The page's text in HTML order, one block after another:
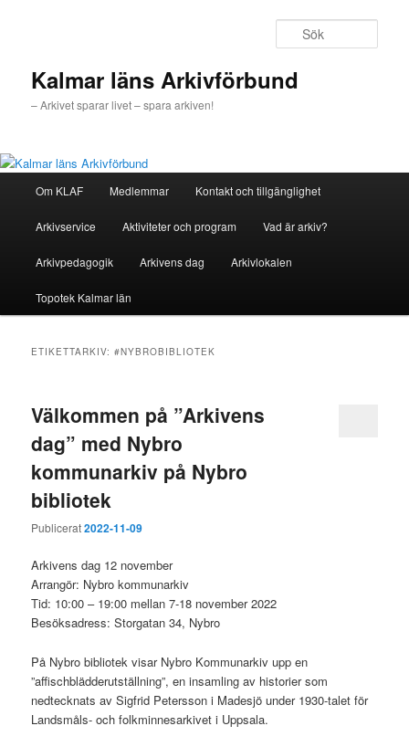
Kalmar läns Arkivförbund
– Arkivet sparar livet – spara arkiven!
Om KLAF Medlemmar Kontakt och tillgänglighet
Arkivservice Aktiviteter och program Vad är arkiv?
Arkivpedagogik Arkivens dag Arkivlokalen
Topotek Kalmar län
ETIKETTARKIV:#NYBROBIBLIOTEK
Välkommen på ”Arkivens
dag” med Nybro
kommunarkiv på Nybro
bibliotek
Publicerat2022-11-09
Arkivens dag 12 november
Arrangör: Nybro kommunarkiv
Tid: 10:00 – 19:00 mellan 7-18 november 2022
Besöksadress: Storgatan 34, Nybro
På Nybro bibliotek visar Nybro Kommunarkiv upp en
”affischblädderutställning”, en insamling av historier som
nedtecknats av Sigfrid Petersson i Madesjö under 1930-talet för
Landsmåls- och folkminnesarkivet i Uppsala.